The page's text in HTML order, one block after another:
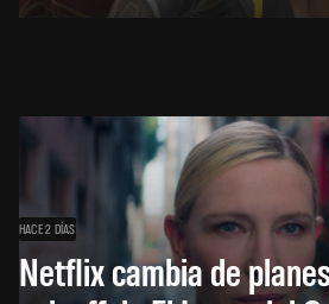
HACE 2 DÍAS
Netflix cambia de